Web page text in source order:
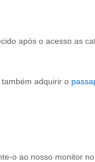
após o acesso as
adquirir o
o ao nosso monitor